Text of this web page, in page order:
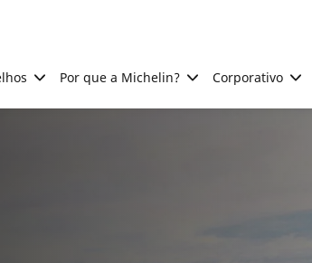
Por que a Michelin? Corporativo